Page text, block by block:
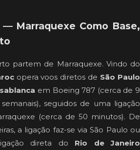
Marraquexe Como Base,
partem de Marraquexe. Vindo do
opera voos diretos de São Paulo
em Boeing 787 (cerca de 9
seguidos de uma ligação
(cerca de 50 minutos). De
a ligação faz-se via São Paulo ou
direta do Rio de Janeiro